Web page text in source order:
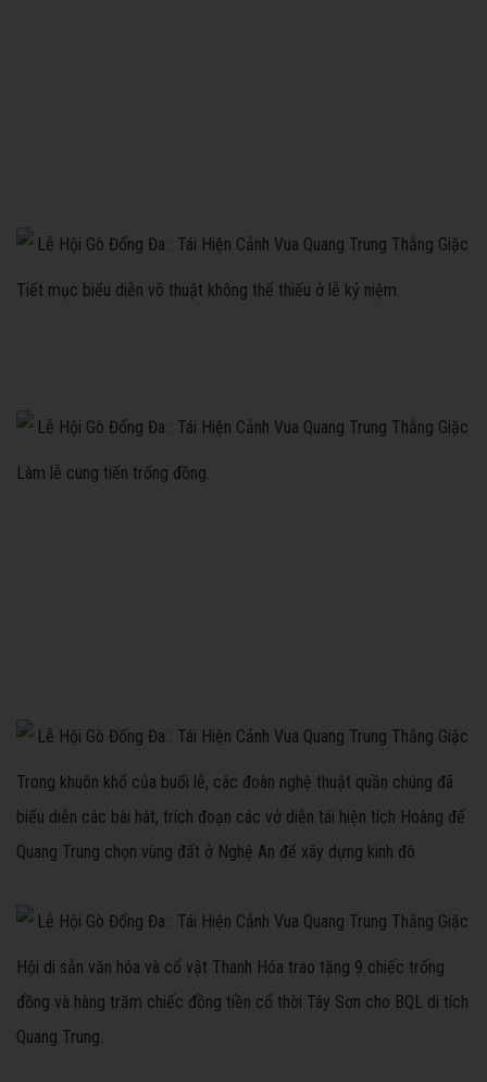
Tiết mục biểu diễn võ thuật không thể thiếu ở lễ kỷ niệm.
Làm lễ cung tiến trống đồng.
Trong khuôn khổ của buổi lễ, các đoàn nghệ thuật quần chúng đã
biểu diễn các bài hát, trích đoạn các vở diễn tái hiện tích Hoàng đế
Quang Trung chọn vùng đất ở Nghệ An để xây dựng kinh đô
Hội di sản văn hóa và cổ vật Thanh Hóa trao tặng 9 chiếc trống
đồng và hàng trăm chiếc đồng tiền cổ thời Tây Sơn cho BQL di tích
Quang Trung.